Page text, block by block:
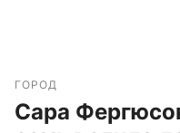
ГОРОД
Сара